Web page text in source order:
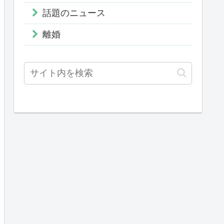
話題のニュース
離婚